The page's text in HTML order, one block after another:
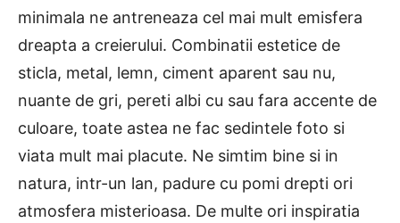
minimala ne antreneaza cel mai mult emisfera
dreapta a creierului. Combinatii estetice de
sticla, metal, lemn, ciment aparent sau nu,
nuante de gri, pereti albi cu sau fara accente de
culoare, toate astea ne fac sedintele foto si
viata mult mai placute. Ne simtim bine si in
natura, intr-un lan, padure cu pomi drepti ori
atmosfera misterioasa. De multe ori inspiratia